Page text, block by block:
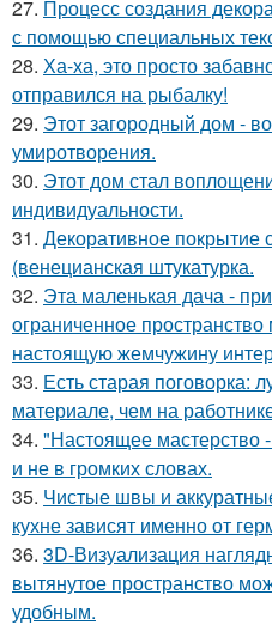
27. Процесс создания
с помощью специальных
28. Ха-ха, это просто
отправился на рыбалку!
29. Этот загородный дом -
умиротворения.
30. Этот дом стал
индивидуальности.
31. Декоративное
(венецианская штукатурка.
32. Эта маленькая дача -
ограниченное
настоящую жемчужину
33. Есть старая поговорка:
материале, чем на
34. "Настоящее мастерство
и не в громких словах.
35. Чистые швы и
кухне зависят именно от
36. 3D-Визуализация
вытянутое пространство
удобным.